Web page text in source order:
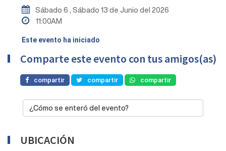
Sábado 6 , Sábado 13 de Junio del 2026
11:00AM
Este evento ha iniciado
Comparte este evento con tus amigos(as)
compartir compartir compartir
¿Cómo se enteró del evento?
UBICACIÓN